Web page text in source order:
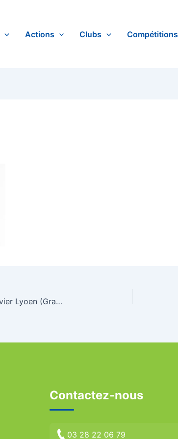
Actions Clubs Compétitions
Le Trophée de l’Ethique 2019 décerné à Olivier Lyoen (Gravelines Triathlon)
Contactez-nous
03 28 22 06 79